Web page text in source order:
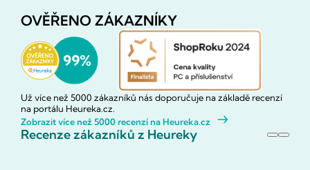
OVĚŘENO ZÁKAZNÍKY
Už více než 5000 zákazníků nás doporučuje na základě recenzí
na portálu Heureka.cz.
Zobrazit více než 5000 recenzí na Heureka.cz
Recenze zákazníků z Heureky